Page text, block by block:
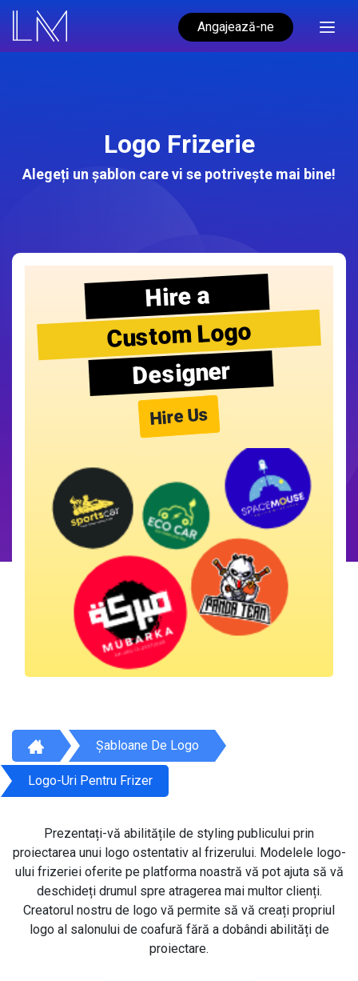
Angajează-ne
Logo Frizerie
Alegeți un șablon care vi se potrivește mai bine!
Hire a
Custom Logo
Designer
Hire Us
Șabloane De Logo
Logo-Uri Pentru Frizer
Prezentați-vă abilitățile de styling publicului prin
proiectarea unui logo ostentativ al frizerului. Modelele logo-
ului frizeriei oferite pe platforma noastră vă pot ajuta să vă
deschideți drumul spre atragerea mai multor clienți.
Creatorul nostru de logo vă permite să vă creați propriul
logo al salonului de coafură fără a dobândi abilități de
proiectare.